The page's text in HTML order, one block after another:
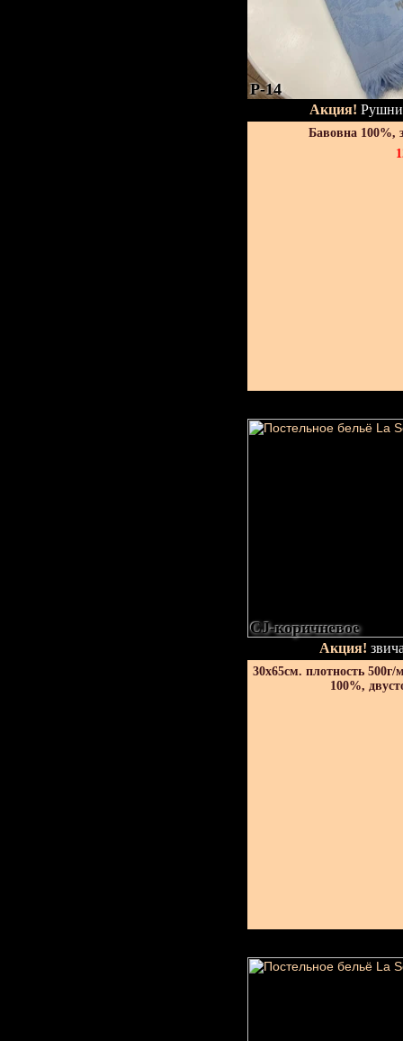
P-14
Акция!
Бавовна 100%,
CJ-коричневое
Акция!
30х65см. плотность 500г/
100%,